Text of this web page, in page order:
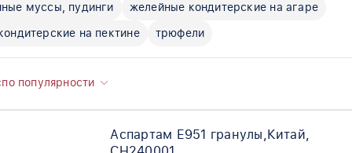
муссы, пудинги желейные кондитерские на агаре
на пектине трюфели
по популярности
Аспартам Е951 гранулы,Китай,